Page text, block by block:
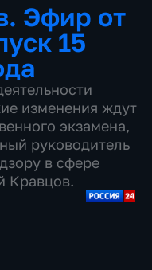
Эфир от
15
изменения ждут
экзамена,
руководитель
в сфере
Кравцов.